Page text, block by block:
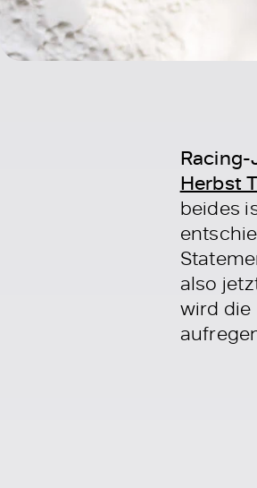
Racing-
Herbst
beides
also
wird